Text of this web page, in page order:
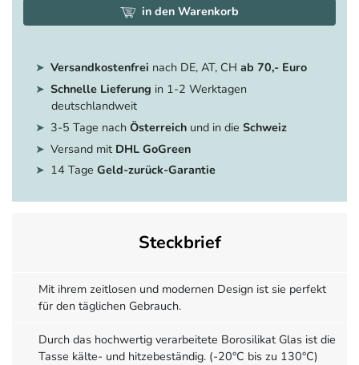
in den Warenkorb
Versandkostenfrei nach DE, AT, CH ab 70,- Euro
Schnelle Lieferung in 1-2 Werktagen
deutschlandweit
3-5 Tage nach Österreichund in die Schweiz
Versand mit DHL GoGreen
14 Tage Geld-zurück-Garantie
Steckbrief
Mit ihrem zeitlosen und modernen Design ist sie perfekt
für den täglichen Gebrauch.
Durch das hochwertig verarbeitete Borosilikat Glas ist die
Tasse kälte- und hitzebeständig. (-20°C bis zu 130°C)